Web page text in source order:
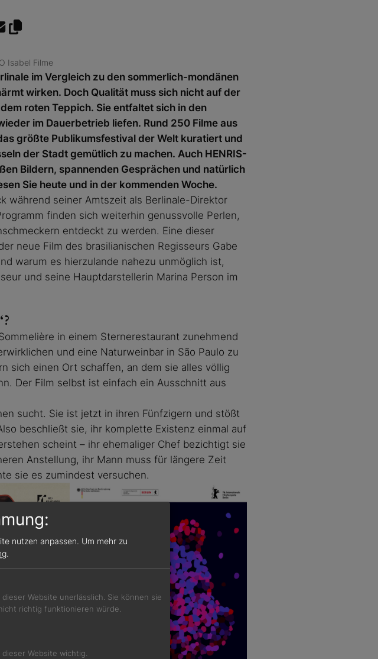
Isabel Filme
im Vergleich zu den sommerlich-mondänen
wirken. Doch Qualität muss sich nicht auf der
roten Teppich. Sie entfaltet sich in den
im Dauerbetrieb liefen. Rund 250 Filme aus
größte Publikumsfestival der Welt kuratiert und
der Stadt gemütlich zu machen. Auch HENRIS-
Bildern, spannenden Gesprächen und natürlich
Sie heute und in der kommenden Woche.
während seiner Amtszeit als Berlinale-Direktor
finden sich weiterhin genussvolle Perlen,
entdeckt zu werden. Eine dieser
neue Film des brasilianischen Regisseurs Gabe
warum es hierzulande nahezu unmöglich ist,
und seine Hauptdarstellerin Marina Person im
?
in einem Sternerestaurant zunehmend
und eine Naturweinbar in São Paulo zu
sich einen Ort schaffen, an dem sie alles völlig
Der Film selbst ist einfach ein Ausschnitt aus
sucht. Sie ist jetzt in ihren Fünfzigern und stößt
beschließt sie, ihr komplette Existenz einmal auf
scheint – ihr ehemaliger Chef bezichtigt sie
Anstellung, ihr Mann muss für längere Zeit
sie es zumindest versuchen.
nutzen anpassen. Um mehr zu
.
Website unerlässlich. Sie können sie
richtig funktionieren würde.
Website wichtig.